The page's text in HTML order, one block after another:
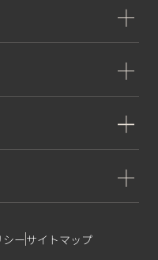
ーサイトマップ